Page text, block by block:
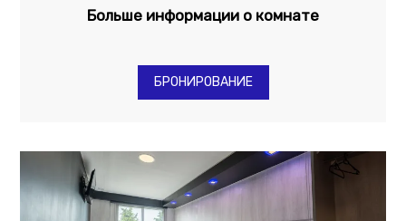
Больше информации о комнате
БРОНИРОВАНИЕ